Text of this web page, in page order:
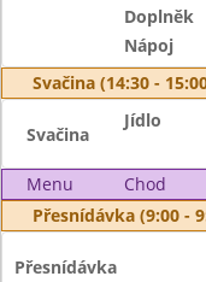
Doplněk
Nápoj
Svačina (14:30 -
Svačina
Jídlo
Menu Chod
Přesnídávka (9:00 -
Přesnídávka